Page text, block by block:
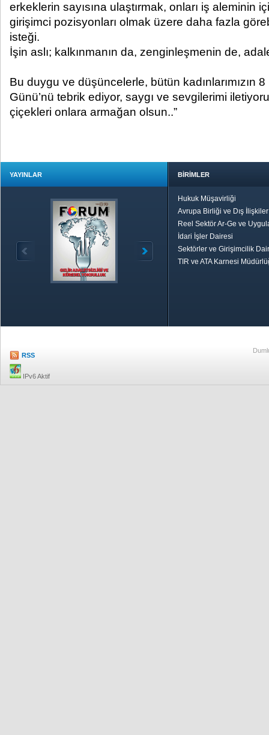
erkeklerin sayısına ulaştırmak, onları iş aleminin
girişimci pozisyonları olmak üzere daha fazla
isteği.
İşin aslı; kalkınmanın da, zenginleşmenin de,
Bu duygu ve düşüncelerle, bütün kadınlarımızın
Günü’nü tebrik ediyor, saygı ve sevgilerimi
çiçekleri onlara armağan olsun..”
YAYINLAR BİRİMLER
Hukuk Müşavirliği
Avrupa Birliği ve Dış
Reel Sektör Ar-Ge ve
İdari İşler Dairesi
Sektörler ve Girişimcilik
TIR ve ATA Karnesi
RSS
IPv6 Aktif